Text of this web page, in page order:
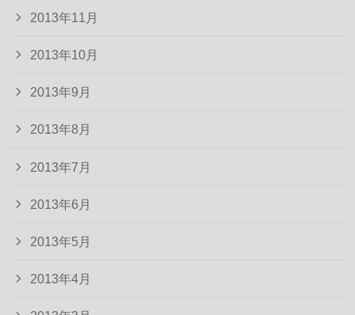
2013年11月
2013年10月
2013年9月
2013年8月
2013年7月
2013年6月
2013年5月
2013年4月